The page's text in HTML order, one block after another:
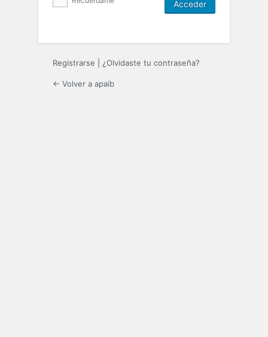
Registrarse ¿Olvidaste tu contraseña?
← Volver a apaib